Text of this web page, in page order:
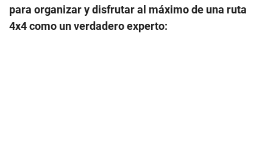
para organizar y disfrutar al máximo de una ruta
4x4 como un verdadero experto: